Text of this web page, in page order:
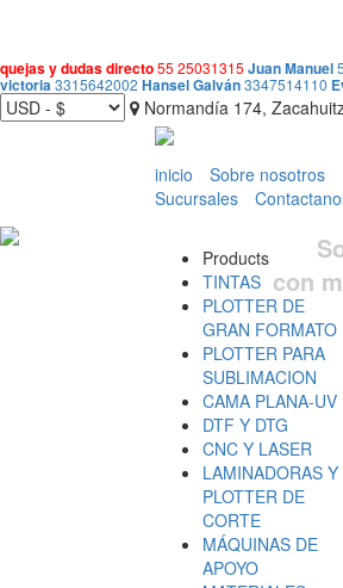
quejas y dudas directo55 25031315 Juan Manuel
victoria3315642002 Hansel Galván3347514110
Normandía 174,
inicio
Sobre nosotros
Sucursales
con
Products
TINTAS
PLOTTER DE
GRAN FORMATO
PLOTTER PARA
SUBLIMACION
CAMA PLANA-UV
DTF Y DTG
CNC Y LASER
LAMINADORAS Y
PLOTTER DE
CORTE
MÁQUINAS DE
APOYO